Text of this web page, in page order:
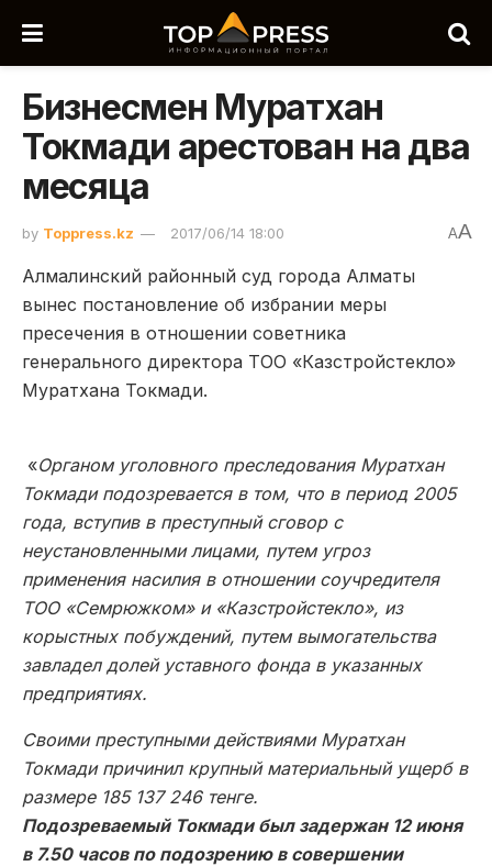
Бизнесмен Муратхан
Токмади арестован на два
месяца
by Toppress.kz 2017/06/14 18:00 AA
Алмалинский районный суд города Алматы
вынес постановление об избрании меры
пресечения в отношении советника
генерального директора ТОО «Казстройстекло»
Муратхана Токмади.
«Органом уголовного преследования Муратхан
Токмади подозревается в том, что в период 2005
года, вступив в преступный сговор с
неустановленными лицами, путем угроз
применения насилия в отношении соучредителя
ТОО «Семрюжком» и «Казстройстекло», из
корыстных побуждений, путем вымогательства
завладел долей уставного фонда в указанных
предприятиях.
Своими преступными действиями Муратхан
Токмади причинил крупный материальный ущерб в
размере 185 137 246 тенге.
Подозреваемый Токмади был задержан 12 июня
в 7.50 часов по подозрению в совершении